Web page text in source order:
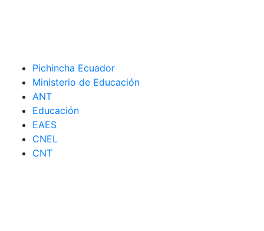
Pichincha Ecuador
Ministerio de Educación
ANT
Educación
EAES
CNEL
CNT